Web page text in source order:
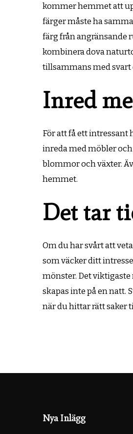
kommer hemmet att
färger måste ha
färg från angränsande
kombinera dova
tillsammans med
Inred
För att få ett intressant
inreda med möbler
blommor och växter.
hemmet.
Det tar
Om du har svårt att
som väcker ditt
mönster. Det viktigaste
skapas inte på en natt.
när du hittar rätt saker
Nya Inlägg